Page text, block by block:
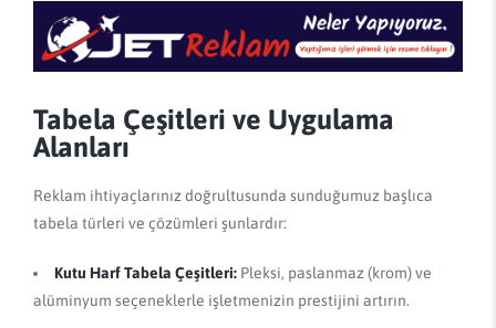
Tabela Çeşitleri ve Uygulama
Alanları
Reklam ihtiyaçlarınız doğrultusunda sunduğumuz başlıca
tabela türleri ve çözümleri şunlardır:
Kutu Harf Tabela Çeşitleri: Pleksi, paslanmaz (krom) ve
alüminyum seçeneklerle işletmenizin prestijini artırın.